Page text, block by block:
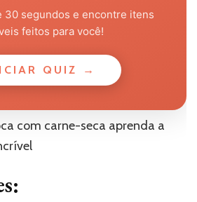
30 segundos e encontre itens
feitos para você!
QUIZ →
com carne-seca aprenda a